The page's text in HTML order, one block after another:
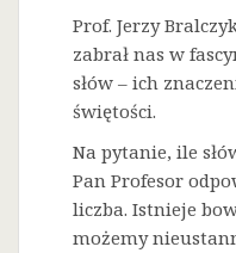
Prof. Jerzy
zabrał nas w
słów – ich
świętości.
Na pytanie, ile
Pan Profesor
liczba. Istnieje
możemy